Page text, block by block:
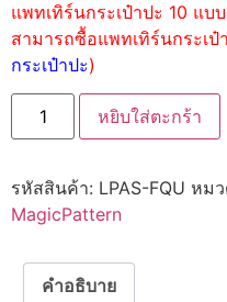
แพทเทิร์นกระเป๋าปะ 10 แบ
สามารถซื้อแพทเทิร์นกระเป๋
กระเป๋าปะ)
หยิบใส่ตะกร้า
รหัสสินค้า: LPAS-FQU หม
MagicPattern
คำอธิบาย